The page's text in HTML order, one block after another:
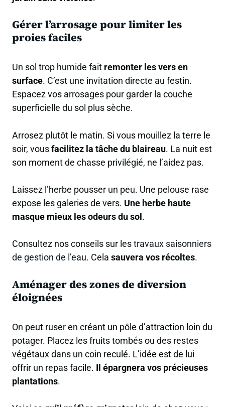
Gérer l’arrosage pour limiter les
proies faciles
Un sol trop humide fait remonter les vers en
surface. C’est une invitation directe au festin.
Espacez vos arrosages pour garder la couche
superficielle du sol plus sèche.
Arrosez plutôt le matin. Si vous mouillez la terre le
soir, vousfacilitez la tâche du blaireau. La nuit est
son moment de chasse privilégié, ne l’aidez pas.
Laissez l’herbe pousser un peu. Une pelouse rase
expose les galeries de vers. Une herbe haute
masque mieux les odeurs du sol .
Consultez nos conseils sur lestravaux saisonniers
de gestion de l’eau. Cela sauvera vos récoltes.
Aménager des zones de diversion
éloignées
On peut ruser en créant un pôle d’attraction loin du
potager. Placez les fruits tombés ou des restes
végétaux dans un coin reculé. L’idée est de lui
offrir un repas facile. Il épargnera vos précieuses
plantations.